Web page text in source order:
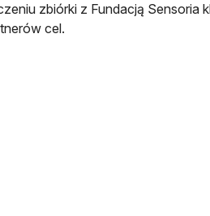
zbiórki z Fundacją Sensoria
cel.